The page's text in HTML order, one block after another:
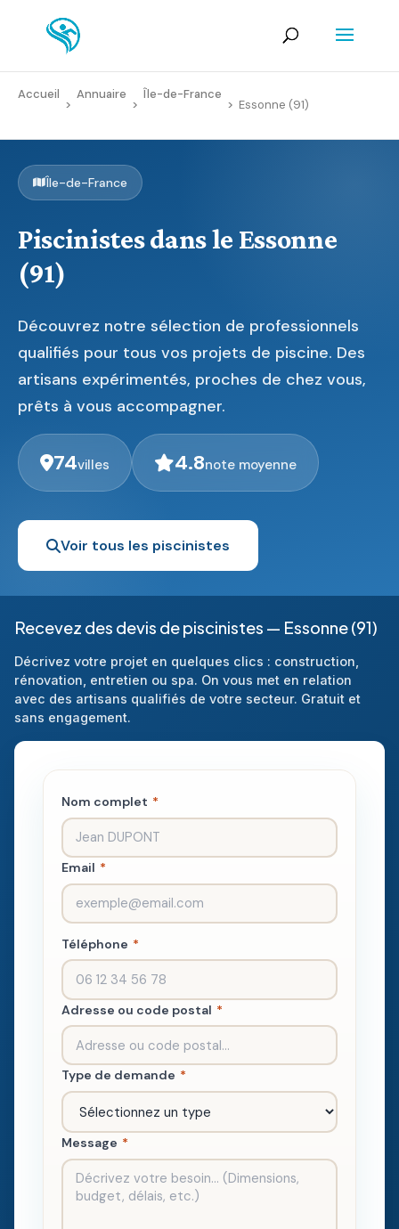
Accueil
>
Annuaire
>
Île-de-France
> Essonne (91)
Île-de-France
Piscinistes dans le Essonne
(91)
Découvrez notre sélection de professionnels
qualifiés pour tous vos projets de piscine. Des
artisans expérimentés, proches de chez vous,
prêts à vous accompagner.
74villes 4.8note moyenne
Voir tous les piscinistes
Recevez des devis de piscinistes — Essonne (91)
Décrivez votre projet en quelques clics : construction,
rénovation, entretien ou spa. On vous met en relation
avec des artisans qualifiés de votre secteur. Gratuit et
sans engagement.
Nom complet *
Email *
Téléphone *
Adresse ou code postal *
Type de demande *
Message *